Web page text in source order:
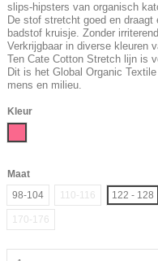
slips-hipsters van organisch
De stof stretcht goed en
badstof kruisje. Zonder
Verkrijgbaar in diverse kleuren
Ten Cate Cotton Stretch lijn is
Dit is het Global Organic
mens en milieu.
Kleur
Maat
98-104
110-116 122 - 128
170-176